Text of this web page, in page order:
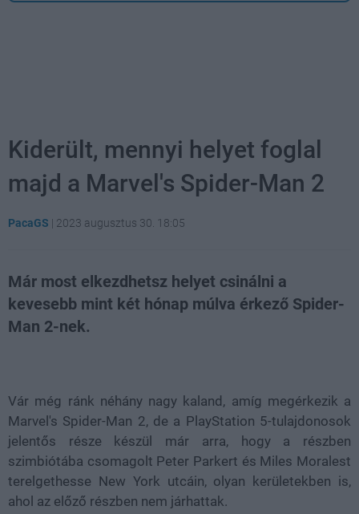
Kiderült, mennyi helyet foglal
majd a Marvel's Spider-Man 2
PacaGS | 2023 augusztus 30. 18:05
Már most elkezdhetsz helyet csinálni a
kevesebb mint két hónap múlva érkező Spider-
Man 2-nek.
Vár még ránk néhány nagy kaland, amíg megérkezik a
Marvel's Spider-Man 2, de a PlayStation 5-tulajdonosok
jelentős része készül már arra, hogy a részben
szimbiótába csomagolt Peter Parkert és Miles Moralest
terelgethesse New York utcáin, olyan kerületekben is,
ahol az előző részben nem járhattak.